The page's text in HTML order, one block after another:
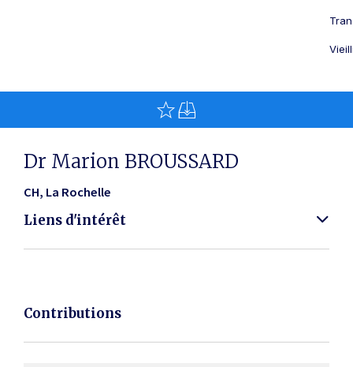
Dr Marion BROUSSARD
CH La Rochelle
Liens d'intérêt
Contributions